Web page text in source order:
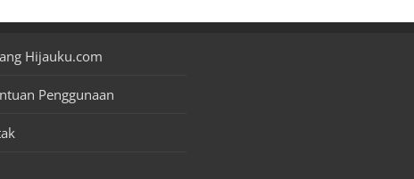
Hijauku.com
Penggunaan